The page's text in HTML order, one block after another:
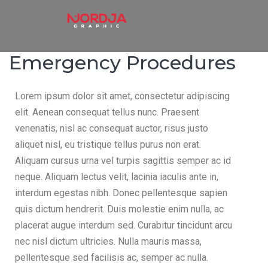
Emergency Procedures
Lorem ipsum dolor sit amet, consectetur adipiscing
elit. Aenean consequat tellus nunc. Praesent
venenatis, nisl ac consequat auctor, risus justo
aliquet nisl, eu tristique tellus purus non erat.
Aliquam cursus urna vel turpis sagittis semper ac id
neque. Aliquam lectus velit, lacinia iaculis ante in,
interdum egestas nibh. Donec pellentesque sapien
quis dictum hendrerit. Duis molestie enim nulla, ac
placerat augue interdum sed. Curabitur tincidunt arcu
nec nisl dictum ultricies. Nulla mauris massa,
pellentesque sed facilisis ac, semper ac nulla.